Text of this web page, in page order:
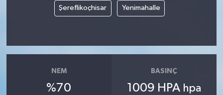
Şereflikoçhisar Yenimahalle
NEM
%70
BASINÇ
1009 HPA hpa